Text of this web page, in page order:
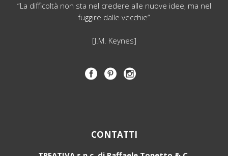
“La difficoltà non sta nel credere alle nuove idee, ma nel
fuggire dalle vecchie”
[J.M. Keynes]
CONTATTI